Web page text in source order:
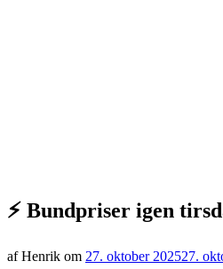
⚡️ Bundpriser igen
af Henrik om 27. oktober 202527.